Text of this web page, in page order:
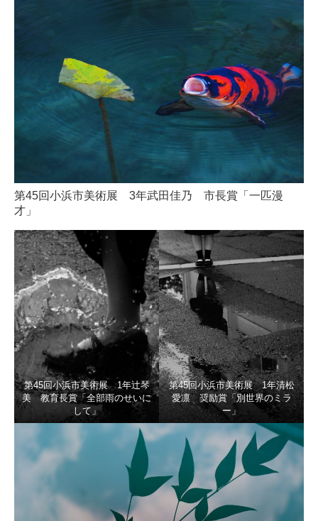
第45回小浜市美術展 3年武田佳乃 市長賞「一匹漫
才」
第45回小浜市美術展 1年辻琴
美 教育長賞「全部雨のせいに
して」
第45回小浜市美術展 1年清松
愛凛 奨励賞「別世界のミラ
ー」